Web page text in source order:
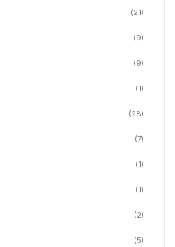
(21)
(9)
(9)
(1)
(28)
(7)
(1)
(1)
(2)
(5)